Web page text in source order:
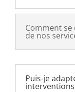
Comment se
de nos
Puis-je